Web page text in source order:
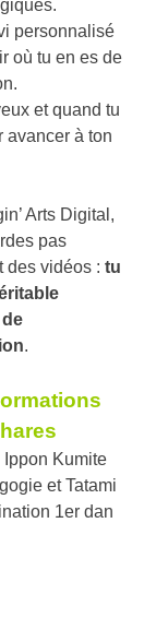
personnalisé
où tu en es de
et quand tu
avancer à ton
Arts Digital,
pas
des vidéos : tu
.
Ippon Kumite
et Tatami
1er dan